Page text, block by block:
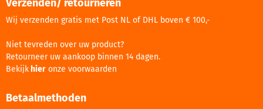
Verzenden/ retourneren
Wij verzenden gratis met Post NL of DHL boven € 100,-
Niet tevreden over uw product?
Retourneer uw aankoop binnen 14 dagen.
Bekijk hier onze voorwaarden
Betaalmethoden